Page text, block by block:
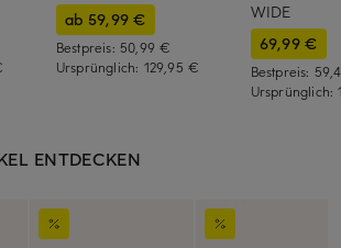
ab 59,99 €
Bestpreis: 50,99 €
Ursprünglich: 129,95 €
WIDE
69,99 €
Bestpreis:
Ursprünglich:
ENTDECKEN